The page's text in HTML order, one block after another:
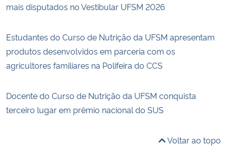
mais disputados no Vestibular UFSM 2026
Estudantes do Curso de Nutrição da UFSM apresentam
produtos desenvolvidos em parceria com os
agricultores familiares na Polifeira do CCS
Docente do Curso de Nutrição da UFSM conquista
terceiro lugar em prêmio nacional do SUS
Voltar ao topo